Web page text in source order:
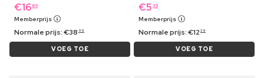
€16 89
Memberprijs
Normale prijs:€38 99
VOEG TOE
€5 39
Memberprijs
Normale prijs:€12 39
VOEG TOE